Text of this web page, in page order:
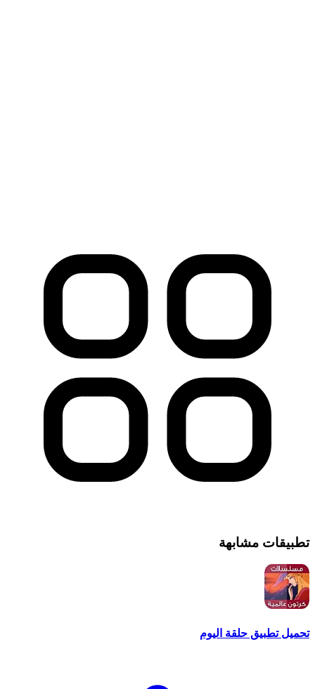
تطبيقات مشابهة
تحميل تطبيق حلقة اليوم